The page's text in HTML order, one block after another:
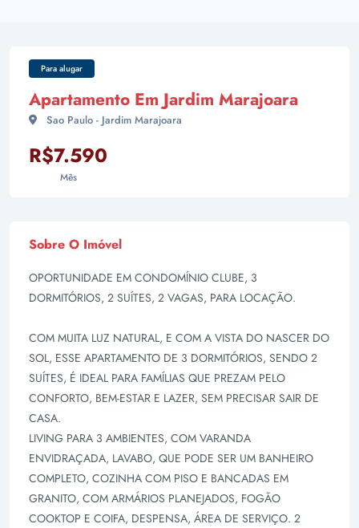
Para alugar
Apartamento Em Jardim Marajoara
Sao Paulo - Jardim Marajoara
R$7.590
Mês
Sobre O Imóvel
OPORTUNIDADE EM CONDOMÍNIO CLUBE, 3
DORMITÓRIOS, 2 SUÍTES, 2 VAGAS, PARA LOCAÇÃO.
COM MUITA LUZ NATURAL, E COM A VISTA DO NASCER DO
SOL, ESSE APARTAMENTO DE 3 DORMITÓRIOS, SENDO 2
SUÍTES, É IDEAL PARA FAMÍLIAS QUE PREZAM PELO
CONFORTO, BEM-ESTAR E LAZER, SEM PRECISAR SAIR DE
CASA.
LIVING PARA 3 AMBIENTES, COM VARANDA
ENVIDRAÇADA, LAVABO, QUE PODE SER UM BANHEIRO
COMPLETO, COZINHA COM PISO E BANCADAS EM
GRANITO, COM ARMÁRIOS PLANEJADOS, FOGÃO
COOKTOP E COIFA, DESPENSA, ÁREA DE SERVIÇO. 2